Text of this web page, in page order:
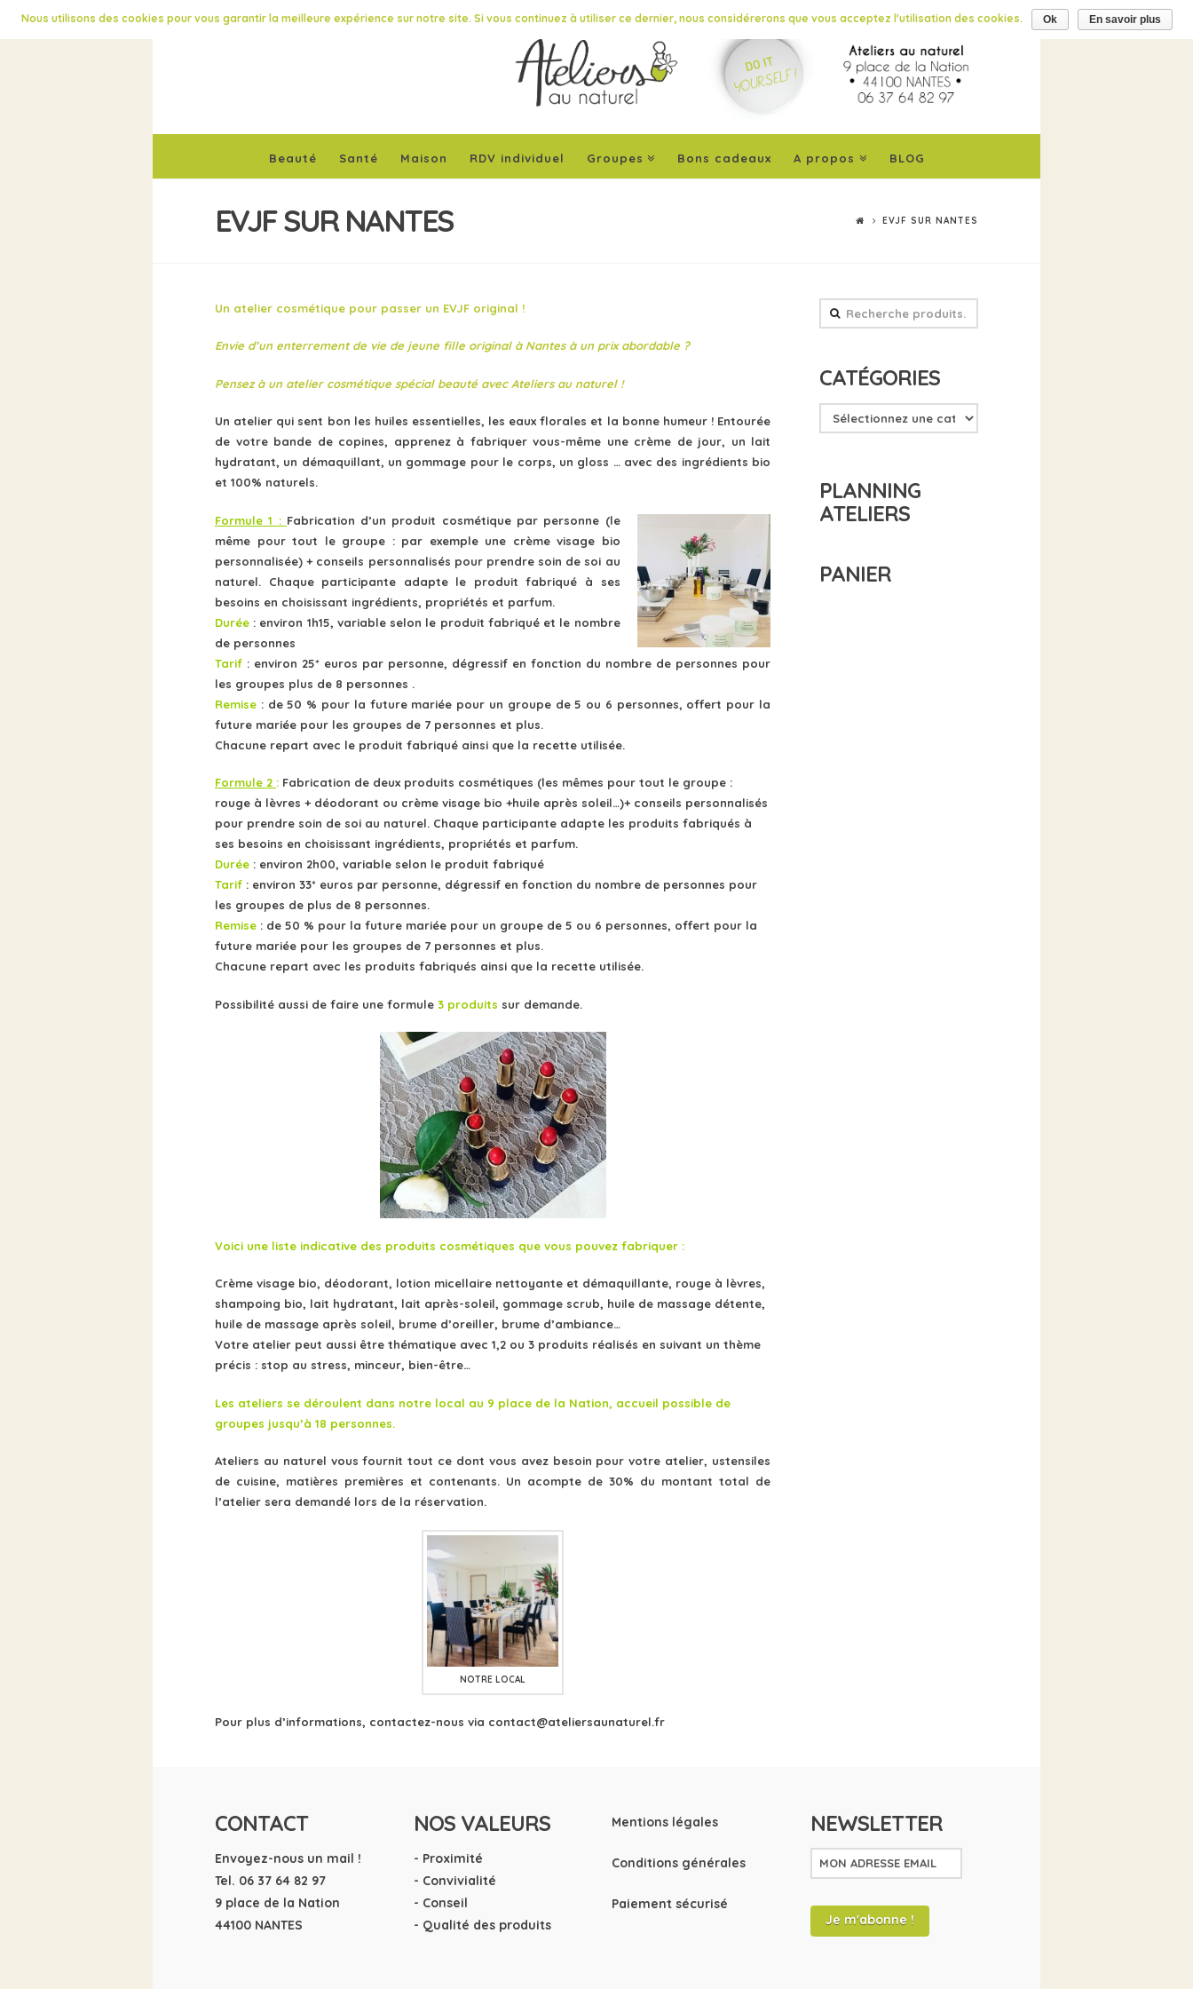
Beauté Santé Maison RDV individuel Groupes Bons cadeaux A propos BLOG
EVJF SUR NANTES EVJF SUR NANTES
Un atelier cosmétique pour passer un EVJF original !
Envie d’un enterrement de vie de jeune fille original à Nantes à un prix abordable ?
Pensez à un atelier cosmétique spécial beauté avec Ateliers au naturel !
Un atelier qui sent bon les huiles essentielles, les eaux florales et la bonne humeur ! Entourée
de votre bande de copines, apprenez à fabriquer vous-même une crème de jour, un lait
hydratant, un démaquillant, un gommage pour le corps, un gloss … avec des ingrédients bio
et 100% naturels.
Formule 1 : Fabrication d’un produit cosmétique par personne (le
même pour tout le groupe : par exemple une crème visage bio
personnalisée) + conseils personnalisés pour prendre soin de soi au
naturel. Chaque participante adapte le produit fabriqué à ses
besoins en choisissant ingrédients, propriétés et parfum.
Durée : environ 1h15, variable selon le produit fabriqué et le nombre
de personnes
Tarif : environ 25* euros par personne, dégressif en fonction du nombre de personnes pour
les groupes plus de 8 personnes .
Remise : de 50 % pour la future mariée pour un groupe de 5 ou 6 personnes, offert pour la
future mariée pour les groupes de 7 personnes et plus.
Chacune repart avec le produit fabriqué ainsi que la recette utilisée.
Formule 2 : Fabrication de deux produits cosmétiques (les mêmes pour tout le groupe :
rouge à lèvres + déodorant ou crème visage bio +huile après soleil…)+ conseils personnalisés
pour prendre soin de soi au naturel. Chaque participante adapte les produits fabriqués à
ses besoins en choisissant ingrédients, propriétés et parfum.
Durée : environ 2h00, variable selon le produit fabriqué
Tarif : environ 33* euros par personne, dégressif en fonction du nombre de personnes pour
les groupes de plus de 8 personnes.
Remise : de 50 % pour la future mariée pour un groupe de 5 ou 6 personnes, offert pour la
future mariée pour les groupes de 7 personnes et plus.
Chacune repart avec les produits fabriqués ainsi que la recette utilisée.
Possibilité aussi de faire une formule 3 produits sur demande.
Voici une liste indicative des produits cosmétiques que vous pouvez fabriquer :
Crème visage bio, déodorant, lotion micellaire nettoyante et démaquillante, rouge à lèvres,
shampoing bio, lait hydratant, lait après-soleil, gommage scrub, huile de massage détente,
huile de massage après soleil, brume d’oreiller, brume d’ambiance…
Votre atelier peut aussi être thématique avec 1,2 ou 3 produits réalisés en suivant un thème
précis : stop au stress, minceur, bien-être…
Les ateliers se déroulent dans notre local au 9 place de la Nation, accueil possible de
groupes jusqu’à 18 personnes.
Ateliers au naturel vous fournit tout ce dont vous avez besoin pour votre atelier, ustensiles
de cuisine, matières premières et contenants. Un acompte de 30% du montant total de
l’atelier sera demandé lors de la réservation.
NOTRE LOCAL
Pour plus d’informations, contactez-nous via contact@ateliersaunaturel.fr
Recherche
pour
CATÉGORIES
PLANNING
ATELIERS
PANIER
CONTACT
Envoyez-nous un mail !
Tel. 06 37 64 82 97
9 place de la Nation
44100 NANTES
NOS VALEURS
- Proximité
- Convivialité
- Conseil
- Qualité des produits
Mentions légales
Conditions générales
Paiement sécurisé
NEWSLETTER
Nous utilisons des cookies pour vous garantir la meilleure expérience sur notre site. Si vous continuez à utiliser ce dernier, nous considérerons que vous acceptez l'utilisation des cookies. Ok En savoir plus